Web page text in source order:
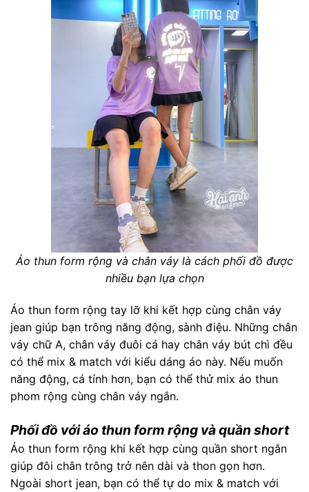
Áo thun form rộng và chân váy là cách phối đồ được
nhiều bạn lựa chọn
Áo thun form rộng tay lỡ khi kết hợp cùng chân váy
jean giúp bạn trông năng động, sành điệu. Những chân
váy chữ A, chân váy đuôi cá hay chân váy bút chì đều
có thể mix & match với kiểu dáng áo này. Nếu muốn
năng động, cá tính hơn, bạn có thể thử mix áo thun
phom rộng cùng chân váy ngắn.
Phối đồ với áo thun form rộng và quần short
Áo thun form rộng khi kết hợp cùng quần short ngắn
giúp đôi chân trông trở nên dài và thon gọn hơn.
Ngoài short jean, bạn có thể tự do mix & match với